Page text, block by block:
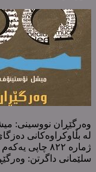
وەرگێڕان نووسینی:
لە بڵاوکراوەکانی
سلێمانی داگرتن: